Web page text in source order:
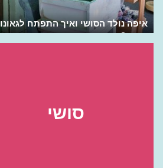
איפה נולד הסושי ואיך התפתח
יפנית?
סושי